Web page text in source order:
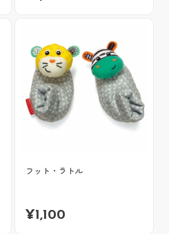
フット・ラトル
¥1,100